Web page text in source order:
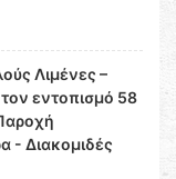
Λιμένες –
εντοπισμό 58
- Διακομιδές